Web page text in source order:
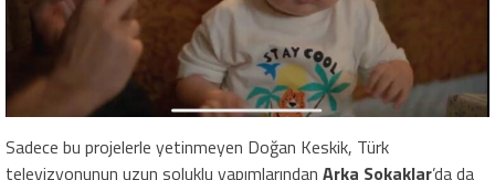
Sadece bu projelerle yetinmeyen Doğan Keskik, Türk
televizyonunun uzun soluklu yapımlarından Arka Sokaklar’da da